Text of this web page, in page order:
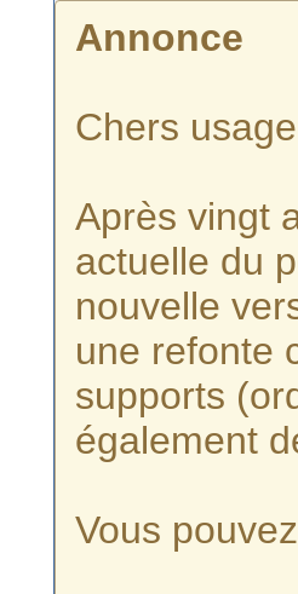
Annonce
Chers
Après vingt
actuelle du
nouvelle
une refonte
supports
également
Vous